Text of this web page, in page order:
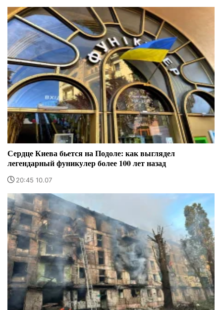
Сердце Киева бьется на Подоле: как выглядел
легендарный фуникулер более 100 лет назад
20:45 10.07